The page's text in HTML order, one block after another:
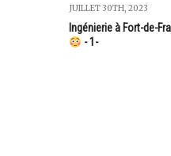
JUILLET 30TH, 2023
Ingénierie à Fort-de-
- 1-